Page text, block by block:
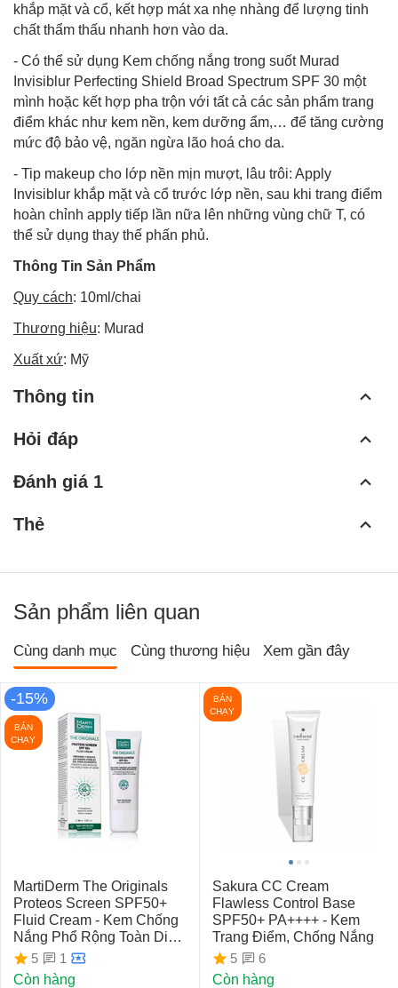
khắp mặt và cổ, kết hợp mát xa nhẹ nhàng để lượng tinh
chất thẩm thấu nhanh hơn vào da.
- Có thể sử dụng Kem chống nắng trong suốt Murad
Invisiblur Perfecting Shield Broad Spectrum SPF 30 một
mình hoặc kết hợp pha trộn với tất cả các sản phẩm trang
điểm khác như kem nền, kem dưỡng ẩm,… để tăng cường
mức độ bảo vệ, ngăn ngừa lão hoá cho da.
- Tip makeup cho lớp nền mịn mượt, lâu trôi: Apply
Invisiblur khắp mặt và cổ trước lớp nền, sau khi trang điểm
hoàn chỉnh apply tiếp lần nữa lên những vùng chữ T, có
thể sử dụng thay thế phấn phủ.
Thông Tin Sản Phẩm
Quy cách: 10ml/chai
Thương hiệu: Murad
Xuất xứ: Mỹ
Thông tin
Hỏi đáp
Đánh giá 1
Thẻ
Sản phẩm liên quan
Cùng danh mục Cùng thương hiệu Xem gần đây
-15%
BÁN
CHẠY
MartiDerm The Originals
Proteos Screen SPF50+
Fluid Cream - Kem Chống
Nắng Phổ Rộng Toàn Diện
Ngừa Lão Hóa, Nám Da
5
1
Còn hàng
BÁN
CHẠY
Sakura CC Cream
Flawless Control Base
SPF50+ PA++++ - Kem
Trang Điểm, Chống Nắng
5
6
Còn hàng